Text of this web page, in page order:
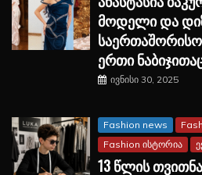
მოდელი და
საერთაშორისო
ერთი
ივნისი 30, 2025
Fashion news
Fashion ისტორია
13 წლის